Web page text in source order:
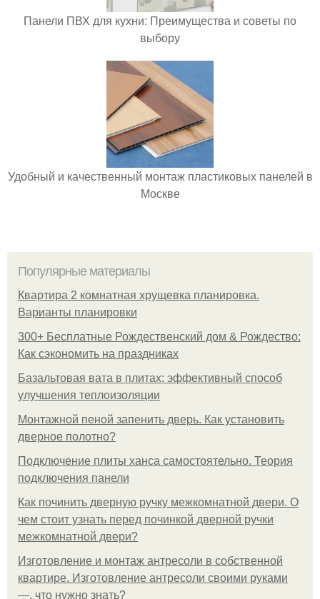
Панели ПВХ для кухни: Преимущества и советы по
выбору
Удобный и качественный монтаж пластиковых панелей в
Москве
Популярные материалы
Квартира 2 комнатная хрущевка планировка.
Варианты планировки
300+ Бесплатные Рождественский дом & Рождество:
Как сэкономить на праздниках
Базальтовая вата в плитах: эффективный способ
улучшения теплоизоляции
Монтажной пеной запенить дверь. Как установить
дверное полотно?
Подключение плиты ханса самостоятельно. Теория
подключения панели
Как починить дверную ручку межкомнатной двери. О
чем стоит узнать перед починкой дверной ручки
межкомнатной двери?
Изготовление и монтаж антресоли в собственной
квартире. Изготовление антресоли своими руками
—, что нужно знать?